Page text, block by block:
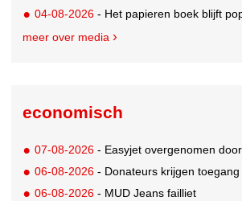
04-08-2026 - Het papieren boek blijft populairst,
meer over media
economisch
07-08-2026 - Easyjet overgenomen door
06-08-2026 - Donateurs krijgen toegang tot diepgaandere
06-08-2026 - MUD Jeans failliet